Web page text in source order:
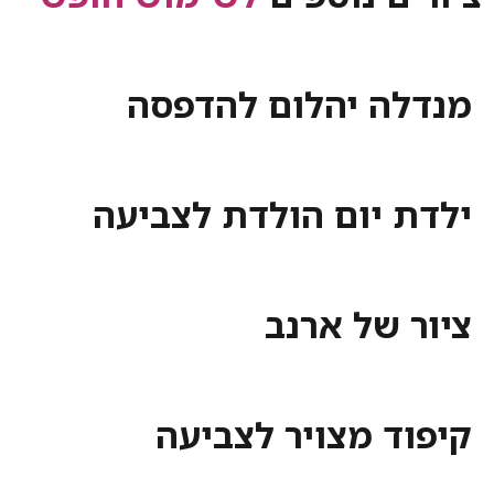
מנדלה יהלום להדפסה
ילדת יום הולדת לצביעה
ציור של ארנב
קיפוד מצויר לצביעה